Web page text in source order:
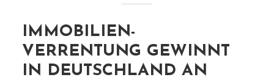
IMMOBILIEN-
VERRENTUNG GEWINNT
IN DEUTSCHLAND AN